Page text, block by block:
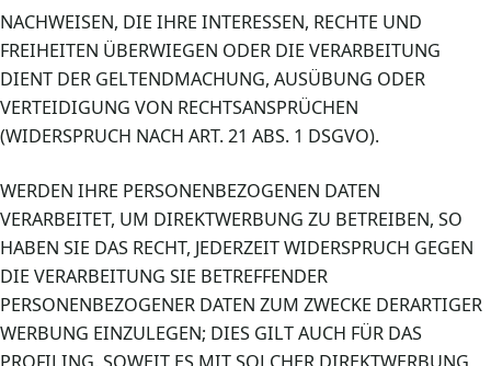
NACHWEISEN, DIE IHRE INTERESSEN, RECHTE UND
FREIHEITEN ÜBERWIEGEN ODER DIE VERARBEITUNG
DIENT DER GELTENDMACHUNG, AUSÜBUNG ODER
VERTEIDIGUNG VON RECHTSANSPRÜCHEN
(WIDERSPRUCH NACH ART. 21 ABS. 1 DSGVO).
WERDEN IHRE PERSONENBEZOGENEN DATEN
VERARBEITET, UM DIREKTWERBUNG ZU BETREIBEN, SO
HABEN SIE DAS RECHT, JEDERZEIT WIDERSPRUCH GEGEN
DIE VERARBEITUNG SIE BETREFFENDER
PERSONENBEZOGENER DATEN ZUM ZWECKE DERARTIGER
WERBUNG EINZULEGEN; DIES GILT AUCH FÜR DAS